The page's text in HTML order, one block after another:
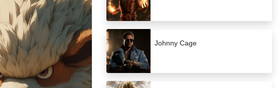
Johnny Cage